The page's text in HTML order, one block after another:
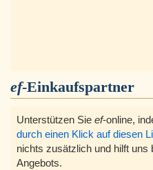
ef-Einkaufspartner
Unterstützen Sie ef-online,
durch einen Klick auf diesen
nichts zusätzlich und hilft uns
Angebots.